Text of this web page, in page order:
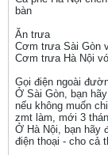
bàn
Ăn trưa
Cơm trưa Sài Gòn
Cơm trưa Hà Nội
Gọi điện ngoài
Ở Sài Gòn, bạn
nếu không muốn
zmt làm, mới 3
Ở Hà Nội, bạn hãy
điện thoại - cho cả